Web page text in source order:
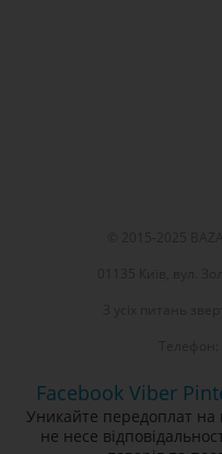
Facebook Viber
Уникайте передоплат на
не несе